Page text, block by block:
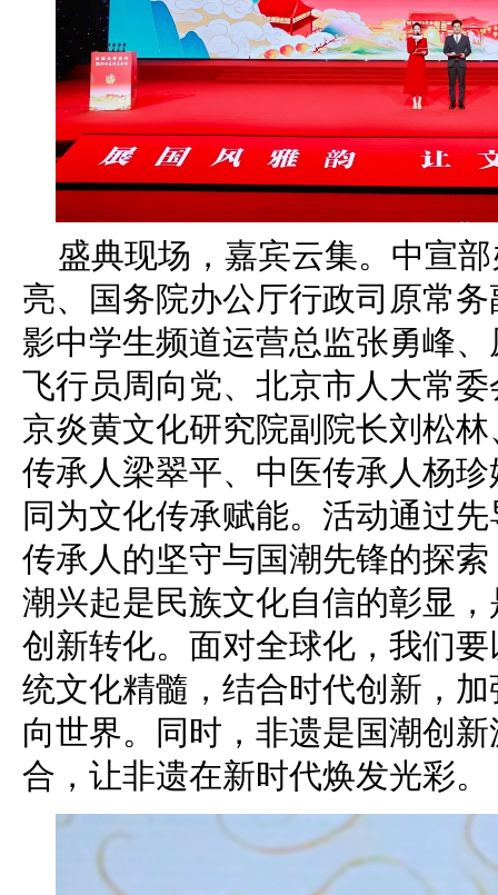
盛典现场，嘉宾云集。中宣
亮、国务院办公厅行政司原常
影中学生频道运营总监张勇峰
飞行员周向党、北京市人大常
京炎黄文化研究院副院长刘松
传承人梁翠平、中医传承人杨
同为文化传承赋能。活动通过
传承人的坚守与国潮先锋的探
潮兴起是民族文化自信的彰显
创新转化。面对全球化，我们
统文化精髓，结合时代创新，
向世界。同时，非遗是国潮创
合，让非遗在新时代焕发光彩。